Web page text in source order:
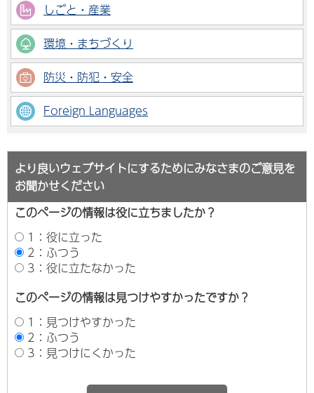
しごと・産業
環境・まちづくり
防災・防犯・安全
Foreign Languages
より良いウェブサイトにするためにみなさまのご意見を
お聞かせください
このページの情報は役に立ちましたか？
1：役に立った
2：ふつう
3：役に立たなかった
このページの情報は見つけやすかったですか？
1：見つけやすかった
2：ふつう
3：見つけにくかった